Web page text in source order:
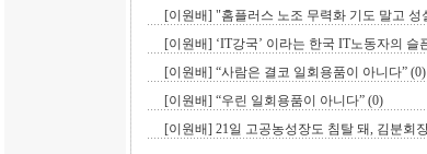
[이원배] "홈플러스 노조 무력화 기도 말고 성
[이원배] ‘IT강국’ 이라는 한국 IT노동자의 슬
[이원배] “사람은 결코 일회용품이 아니다” (0)
[이원배] “우린 일회용품이 아니다” (0)
[이원배] 21일 고공농성장도 침탈 돼, 김분회